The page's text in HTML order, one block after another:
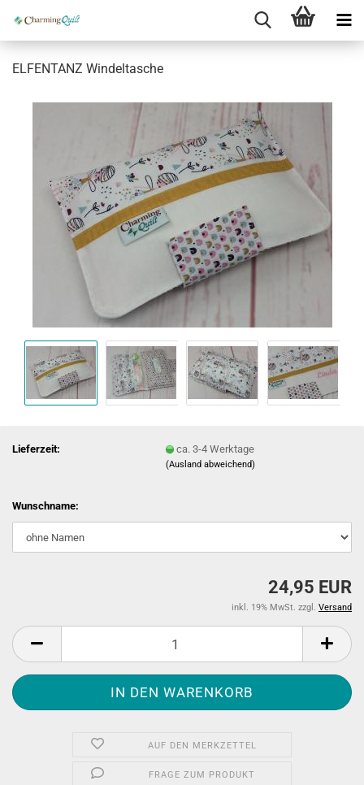
ELFENTANZ Windeltasche
Lieferzeit: ca. 3-4 Werktage
(Ausland abweichend)
Wunschname:
24,95 EUR
inkl. 19% MwSt. zzgl. Versand
AUF DEN MERKZETTEL
FRAGE ZUM PRODUKT